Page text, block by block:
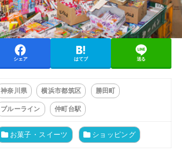
シェア はてブ 送る
神奈川県 横浜市都筑区 勝田町
ブルーライン 仲町台駅
お菓子・スイーツ ショッピング